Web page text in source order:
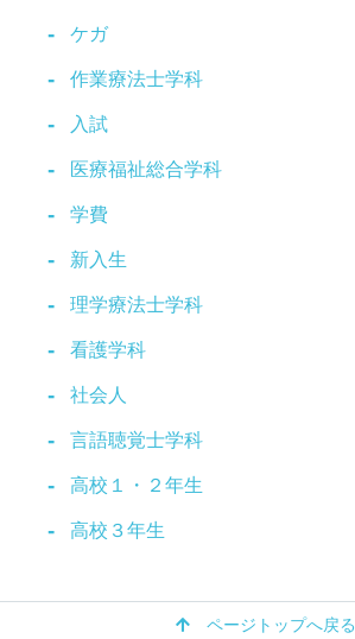
ケガ
作業療法士学科
入試
医療福祉総合学科
学費
新入生
理学療法士学科
看護学科
社会人
言語聴覚士学科
高校１・２年生
高校３年生
ページトップへ戻る